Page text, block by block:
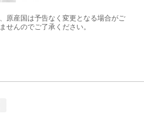
原産国は予告なく変更となる場合がご
せんのでご了承ください。